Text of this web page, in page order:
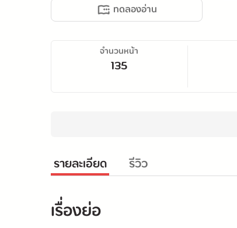
ทดลองอ่าน
จำนวนหน้า
135
รายละเอียด รีวิว
เรื่องย่อ